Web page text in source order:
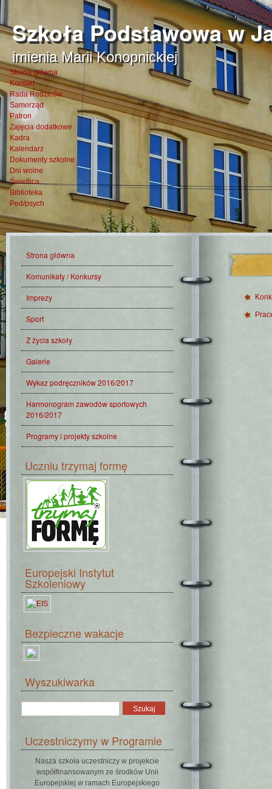
Szkoła Podstawowa w
imienia Marii Konopnickiej
Strona główna
Kontakt
Rada Rodziców
Samorząd
Patron
Zajęcia dodatkowe
Kadra
Kalendarz
Dokumenty szkolne
Dni wolne
Świetlica
Biblioteka
Ped/psych
Strona główna
Komunikaty / Konkursy
Imprezy
Sport
Z życia szkoły
Galerie
Wykaz podręczników 2016/2017
Harmonogram zawodów sportowych
2016/2017
Programy i projekty szkolne
Uczniu trzymaj formę
Europejski Instytut
Szkoleniowy
Bezpieczne wakacje
Wyszukiwarka
Uczestniczymy w Programie
Nasza szkoła uczestniczy w projekcie
współfinansowanym ze środków Unii
Europejskiej w ramach Europejskiego